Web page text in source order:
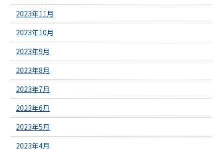
2023年11月
2023年10月
2023年9月
2023年8月
2023年7月
2023年6月
2023年5月
2023年4月